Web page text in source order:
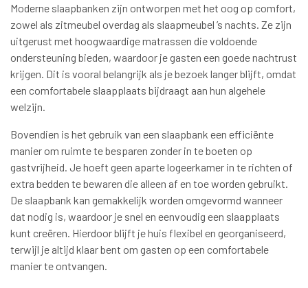
Moderne slaapbanken zijn ontworpen met het oog op comfort,
zowel als zitmeubel overdag als slaapmeubel ’s nachts. Ze zijn
uitgerust met hoogwaardige matrassen die voldoende
ondersteuning bieden, waardoor je gasten een goede nachtrust
krijgen. Dit is vooral belangrijk als je bezoek langer blijft, omdat
een comfortabele slaapplaats bijdraagt aan hun algehele
welzijn.
Bovendien is het gebruik van een slaapbank een efficiënte
manier om ruimte te besparen zonder in te boeten op
gastvrijheid. Je hoeft geen aparte logeerkamer in te richten of
extra bedden te bewaren die alleen af en toe worden gebruikt.
De slaapbank kan gemakkelijk worden omgevormd wanneer
dat nodig is, waardoor je snel en eenvoudig een slaapplaats
kunt creëren. Hierdoor blijft je huis flexibel en georganiseerd,
terwijl je altijd klaar bent om gasten op een comfortabele
manier te ontvangen.